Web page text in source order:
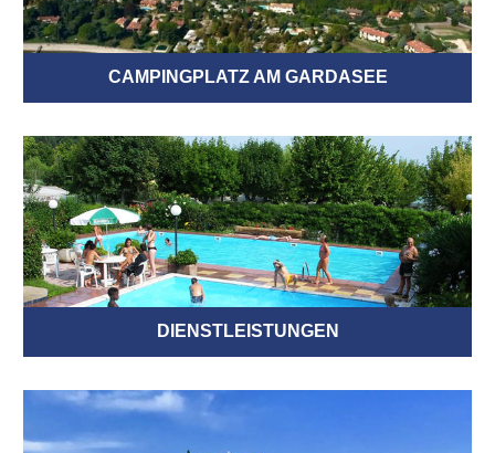
CAMPINGPLATZ AM GARDASEE
DIENSTLEISTUNGEN